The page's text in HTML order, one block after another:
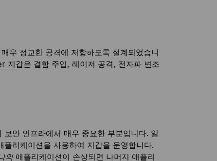
우 정교한 공격에 저항하도록 설계되었습니
지갑은 결함 주입, 레이저 공격, 전자파 변조
안 인프라에서 매우 중요한 부분입니다. 일
리케이션을 사용하여 지갑을 운영합니다.
의애플리케이션이 손상되면 나머지 애플리